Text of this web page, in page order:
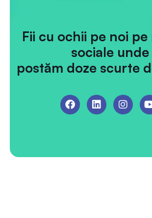
Fii cu ochii pe noi
sociale unde
postăm doze scurte